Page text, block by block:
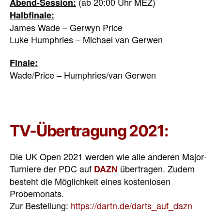
Halbfinale:
James Wade – Gerwyn Price
Luke Humphries – Michael van Gerwen
Finale:
Wade/Price – Humphries/van Gerwen
TV-Übertragung 2021:
Die UK Open 2021 werden wie alle anderen Major-
Turniere der PDC auf DAZN übertragen. Zudem
besteht die Möglichkeit eines kostenlosen
Probemonats.
Zur Bestellung: https://dartn.de/darts_auf_dazn